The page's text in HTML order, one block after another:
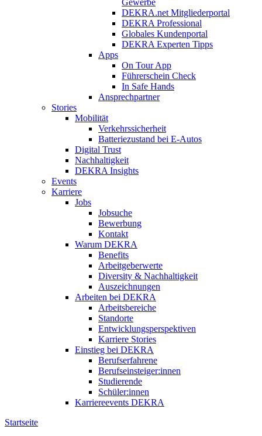
DEKRA.net Mitgliederportal
DEKRA Professional
Globales Kundenportal
DEKRA Experten Tipps
Apps
On Tour App
Führerschein Check
In Safe Hands
Ansprechpartner
Stories
Mobilität
Verkehrssicherheit
Batteriezustand bei E-Autos
Digital Trust
Nachhaltigkeit
DEKRA Insights
Events
Karriere
Jobs
Jobsuche
Bewerbung
Kontakt
Warum DEKRA
Benefits
Arbeitgeberwerte
Diversity & Nachhaltigkeit
Auszeichnungen
Arbeiten bei DEKRA
Arbeitsbereiche
Standorte
Entwicklungsperspektiven
Karriere Stories
Einstieg bei DEKRA
Berufserfahrene
Berufseinsteiger:innen
Studierende
Schüler:innen
Karriereevents DEKRA
Startseite